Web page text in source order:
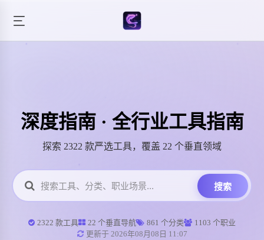
深度指南 · 全行业工具指南
探索 2322 款严选工具，覆盖 22 个垂直领域
搜索
2322 款工具 22 个垂直导航 861 个分类
1103 个职业
更新于 2026年08月08日 11:07